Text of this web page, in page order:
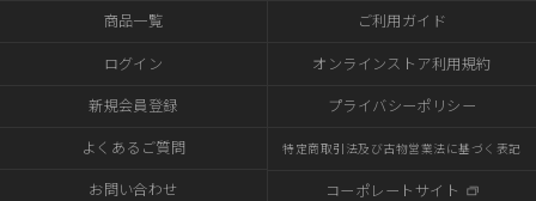
商品一覧
ログイン
新規会員登録
よくあるご質問
お問い合わせ
ご利用ガイド
オンラインストア利用規約
プライバシーポリシー
特定商取引法及び古物営業法に基づく表記
コーポレートサイト